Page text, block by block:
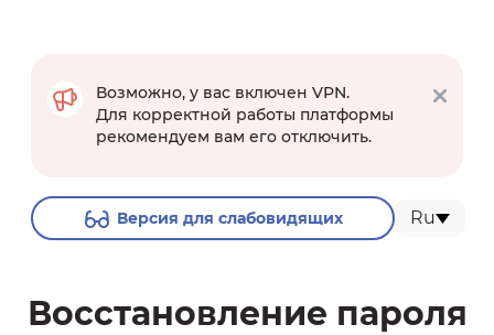
Версия для слабовидящих Ru
Возможно, у вас включен VPN.
Для корректной работы платформы
рекомендуем вам его отключить.
Восстановление пароля